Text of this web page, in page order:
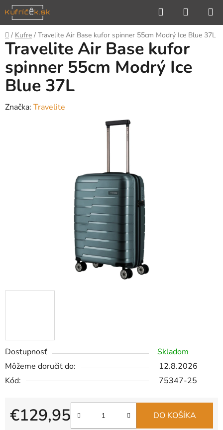
Prejsť
na
obsah
Hľadať
KOŠÍK
Domov
/ Kufre / Travelite Air Base kufor spinner 55cm Modrý Ice Blue 37L
Dostupnosť
Skladom
Môžeme doručiť do:
12.8.2026
Kód:
75347-25
€129,95 DO KOŠÍKA
Travelite Air Base kufor
spinner 55cm Modrý Ice
Blue 37L
Značka: Travelite